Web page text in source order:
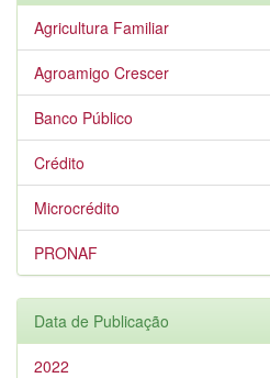
Agricultura Familiar
Agroamigo Crescer
Banco Público
Crédito
Microcrédito
PRONAF
Data de Publicação
2022